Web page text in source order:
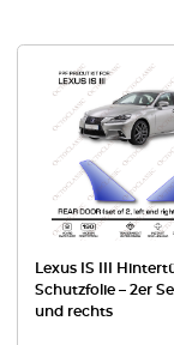
Lexus IS III
Schutzfolie – 2er
und rechts